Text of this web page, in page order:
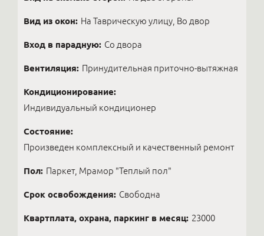
Вид из окон: На Таврическую улицу, Во двор
Вход в парадную: Со двора
Вентиляция: Принудительная приточно-вытяжная
Кондиционирование:
Индивидуальный кондиционер
Состояние:
Произведен комплексный и качественный ремонт
Пол: Паркет, Мрамор "Теплый пол"
Срок освобождения: Свободна
Квартплата, охрана, паркинг в месяц: 23000